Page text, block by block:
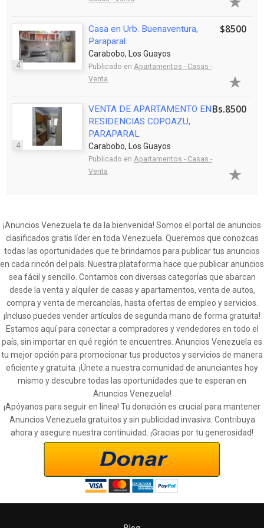
4
Casa en Urb. Buenaventura,
Paraparal
Carabobo, Los Guayos
Publicado en Apartamentos - Casas -
Venta
$8500
4
VENTA DE APARTAMENTO EN
RESIDENCIAS COPOAZU,
PARAPARAL
Carabobo, Los Guayos
Publicado en Apartamentos - Casas -
Venta
Bs.8500
¡Anuncios Venezuela te da la bienvenida! Somos el portal de anuncios
clasificados gratis líder en toda Venezuela. Queremos que conozcas
todas las oportunidades que te brindamos para publicar tus anuncios
en cada rincón del país. Nuestra plataforma hace que publicar anuncios
sea fácil y sencillo. Contamos con diversas categorías que abarcan
desde la venta y alquiler de casas y apartamentos, venta de autos,
compra y venta de mercancías, hasta ofertas de empleo y servicios.
¡Incluso puedes vender artículos de segunda mano de forma gratuita!
Estamos aquí para conectar a compradores y vendedores en todo el
país, sin importar en qué región te encuentres. Anuncios Venezuela es
tu mejor opción para promocionar tus productos y servicios de manera
eficiente y gratuita. ¡Únete a nuestra comunidad de anunciantes hoy
mismo y descubre todas las oportunidades que te esperan en
Anuncios Venezuela!
¡Apóyanos para seguir en línea! Tu donación es crucial para mantener
Anuncios Venezuela gratuitos y sin publicidad invasiva. Contribuya
ahora y asegure nuestra continuidad. ¡Gracias por tu generosidad!